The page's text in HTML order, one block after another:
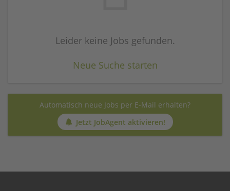
Leider keine Jobs gefunden.
Neue Suche starten
Automatisch neue Jobs per E-Mail erhalten?
Jetzt JobAgent aktivieren!